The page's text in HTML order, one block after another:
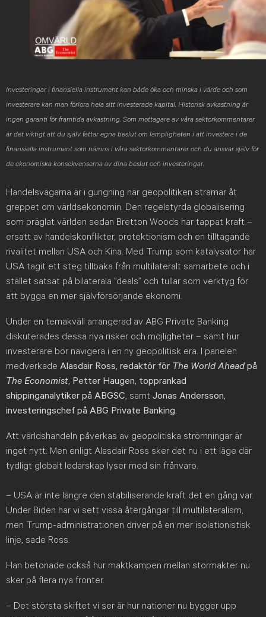
Investeringar i finansiella instrument kan både öka och minska i värde och som
investerare kan man förlora hela sitt investerade kapital. Historisk avkastning är
ingen garanti för framtida avkastning. Som mottagare av våra sektorkommentarer
är det viktigt att du själv fattar egna beslut om lämpligheten i att investera i de
finansiella instrument som nämns i våra sektorkommentarer och du ansvar själv för
de ekonomiska konsekvenserna av dina beslut och investeringar.
Handelsvägarna är i gungning när geopolitiken stramar åt
greppet om världsekonomin. Den regelstyrda globalisering
som präglat världen sedan Bretton Woods har tappat kraft –
ersatt av handelskonflikter, protektionism och en tilltagande
rivalitet mellan USA och Kina. Med Trump som katalysator har
USA tagit ett steg tillbaka från multilateralt samarbete och i
stället satsat på bilaterala ”deals” och tullar som verktyg för
att bygga en mer självförsörjande ekonomi.
Under en temakväll arrangerad av ABG Private Banking
diskuterades dessa nya risker och möjligheter – samt hur
investerare bör navigera i en ny geopolitisk era. I panelen
medverkade Alasdair Ross, redaktör för The World Ahead på
The Economist, Petter Haugen, topprankad
shippinganalytiker på ABGSC, samt Jonas Andersson,
investeringschef på ABG Private Banking.
Att världshandeln påverkas av geopolitiska strömningar är
inget nytt. Men enligt Alasdair Ross sker det nu i ett läge där
tydligt globalt ledarskap lyser med sin frånvaro.
– USA är inte längre den stabiliserande kraft det en gång var.
Under Biden har vi sett vissa återgångar till multilateralism,
men Trump-administrationen driver på en mer isolationistisk
linje, sade Ross.
Han betonade också hur maktkampen mellan stormakter nu
sker på flera nya fronter.
– Det största skiftet vi ser är hur nationer nu bygger upp